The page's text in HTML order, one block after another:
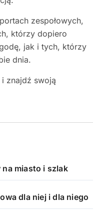
zespołowych,
którzy dopiero
jak i tych, którzy
dnia.
znajdź swoją
miasto i szlak
dla niej i dla niego